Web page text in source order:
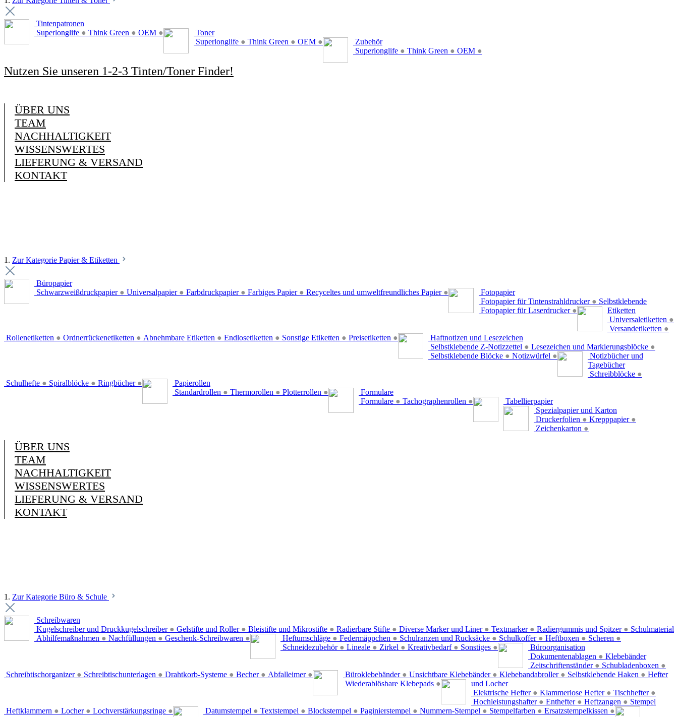
Tintenpatronen
Superlonglife ● Think Green ● OEM ●
Toner
Superlonglife ● Think Green ● OEM ●
Zubehör
Superlonglife ● Think Green ● OEM ●
Nutzen Sie unseren 1-2-3 Tinten/Toner Finder!
ÜBER UNS
TEAM
NACHHALTIGKEIT
WISSENSWERTES
LIEFERUNG & VERSAND
KONTAKT
1. Zur Kategorie Papier & Etiketten
Büropapier
Schwarzweißdruckpapier ● Universalpapier ● Farbdruckpapier ● Farbiges Papier ● Recyceltes und umweltfreundliches Papier ●
Fotopapier
Fotopapier für Tintenstrahldrucker ●
Fotopapier für Laserdrucker ●
Selbstklebende
Etiketten
Universaletiketten ●
Versandetiketten ●
Rollenetiketten ● Ordnerrückenetiketten ● Abnehmbare Etiketten ● Endlosetiketten ● Sonstige Etiketten ● Preisetiketten ●
Haftnotizen und Lesezeichen
Selbstklebende Z-Notizzettel ● Lesezeichen und Markierungsblöcke ●
Selbstklebende Blöcke ● Notizwürfel ●
Notizbücher und
Tagebücher
Schreibblöcke ●
Schulhefte ● Spiralblöcke ● Ringbücher ●
Papierollen
Standardrollen ● Thermorollen ● Plotterrollen ●
Formulare
Formulare ● Tachographenrollen ●
Tabellierpapier
Spezialpapier und Karton
Druckerfolien ● Krepppapier ●
Zeichenkarton ●
ÜBER UNS
TEAM
NACHHALTIGKEIT
WISSENSWERTES
LIEFERUNG & VERSAND
KONTAKT
1. Zur Kategorie Büro & Schule
Schreibwaren
Kugelschreiber und Druckkugelschreiber ● Gelstifte und Roller ● Bleistifte und Mikrostifte ● Radierbare Stifte ● Diverse Marker und Liner ● Textmarker ● Radiergummis und Spitzer ●
Abhilfemaßnahmen ● Nachfüllungen ● Geschenk-Schreibwaren ●
Schulmaterial
Heftumschläge ● Federmäppchen ● Schulranzen und Rucksäcke ● Schulkoffer ● Heftboxen ● Scheren ●
Schneidezubehör ● Lineale ● Zirkel ● Kreativbedarf ● Sonstiges ●
Büroorganisation
Dokumentenablagen ●
Zeitschriftenständer ● Schubladenboxen ●
Schreibtischorganizer ● Schreibtischunterlagen ● Drahtkorb-Systeme ● Becher ● Abfalleimer ●
Klebebänder
Büroklebebänder ● Unsichtbare Klebebänder ● Klebebandabroller ● Selbstklebende Haken ●
Wiederablösbare Klebepads ●
Hefter
und Locher
Elektrische Hefter ● Klammerlose Hefter ● Tischhefter ●
Hochleistungshafter ● Enthefter ● Heftzangen ●
Heftklammern ● Locher ● Lochverstärkungsringe ●
Stempel
Datumstempel ● Textstempel ● Blockstempel ● Paginierstempel ● Nummern-Stempel ● Stempelfarben ● Ersatzstempelkissen ●